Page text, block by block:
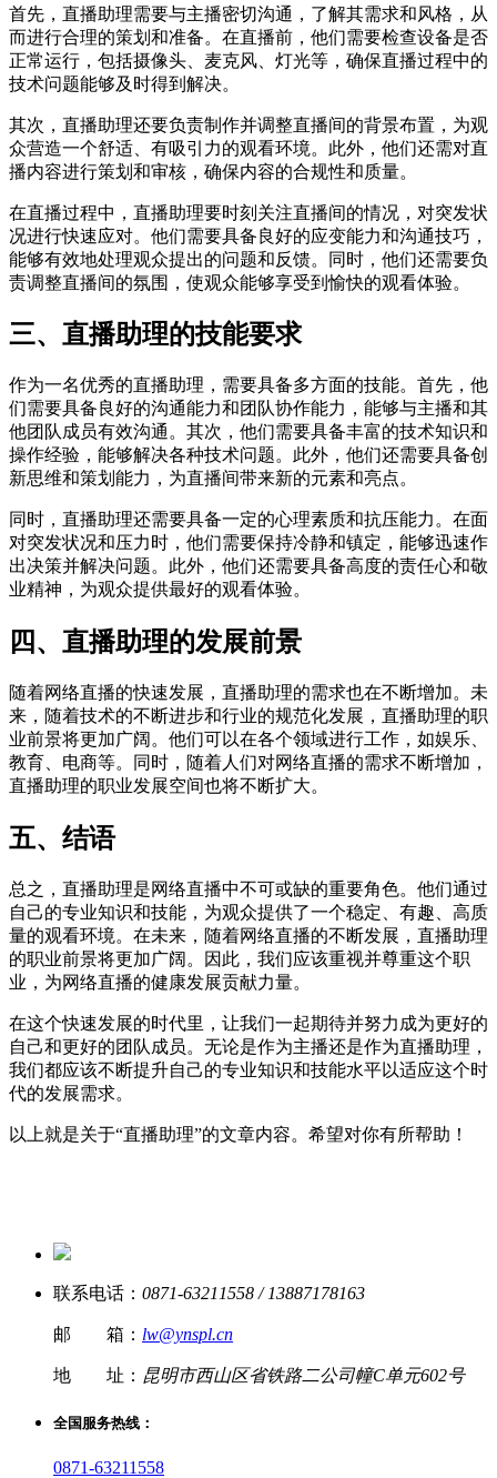
首先，直播助理需要与主播密切沟通，了解其需求和风格，从
而进行合理的策划和准备。在直播前，他们需要检查设备是否
正常运行，包括摄像头、麦克风、灯光等，确保直播过程中的
技术问题能够及时得到解决。
其次，直播助理还要负责制作并调整直播间的背景布置，为观
众营造一个舒适、有吸引力的观看环境。此外，他们还需对直
播内容进行策划和审核，确保内容的合规性和质量。
在直播过程中，直播助理要时刻关注直播间的情况，对突发状
况进行快速应对。他们需要具备良好的应变能力和沟通技巧，
能够有效地处理观众提出的问题和反馈。同时，他们还需要负
责调整直播间的氛围，使观众能够享受到愉快的观看体验。
三、直播助理的技能要求
作为一名优秀的直播助理，需要具备多方面的技能。首先，他
们需要具备良好的沟通能力和团队协作能力，能够与主播和其
他团队成员有效沟通。其次，他们需要具备丰富的技术知识和
操作经验，能够解决各种技术问题。此外，他们还需要具备创
新思维和策划能力，为直播间带来新的元素和亮点。
同时，直播助理还需要具备一定的心理素质和抗压能力。在面
对突发状况和压力时，他们需要保持冷静和镇定，能够迅速作
出决策并解决问题。此外，他们还需要具备高度的责任心和敬
业精神，为观众提供最好的观看体验。
四、直播助理的发展前景
随着网络直播的快速发展，直播助理的需求也在不断增加。未
来，随着技术的不断进步和行业的规范化发展，直播助理的职
业前景将更加广阔。他们可以在各个领域进行工作，如娱乐、
教育、电商等。同时，随着人们对网络直播的需求不断增加，
直播助理的职业发展空间也将不断扩大。
五、结语
总之，直播助理是网络直播中不可或缺的重要角色。他们通过
自己的专业知识和技能，为观众提供了一个稳定、有趣、高质
量的观看环境。在未来，随着网络直播的不断发展，直播助理
的职业前景将更加广阔。因此，我们应该重视并尊重这个职
业，为网络直播的健康发展贡献力量。
在这个快速发展的时代里，让我们一起期待并努力成为更好的
自己和更好的团队成员。无论是作为主播还是作为直播助理，
我们都应该不断提升自己的专业知识和技能水平以适应这个时
代的发展需求。
以上就是关于“直播助理”的文章内容。希望对你有所帮助！
联系电话： 0871-63211558 / 13887178163
邮 箱： lw@ynspl.cn
地 址： 昆明市西山区省铁路二公司幢C单元602号
全国服务热线：
0871-63211558